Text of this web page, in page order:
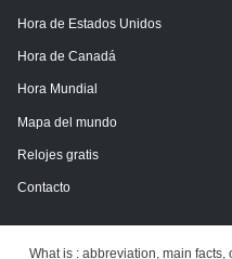
Hora de Estados Unidos
Hora de Canadá
Hora Mundial
Mapa del mundo
Relojes gratis
Contacto
What is : abbreviation, main